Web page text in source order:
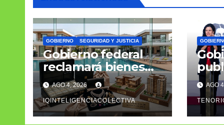
GOBIERNO SEGURIDAD Y JUSTICIA
Gobierno federal
reclamará bienes
asegurados a
narcos y
delincuentes de
cuello blanco
AGO 4, 2026
IQINTELIGENCIACOLECTIVA
el
AGO